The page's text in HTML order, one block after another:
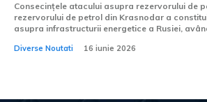
Consecințele atacului asupra rezervorului de
rezervorului de petrol din Krasnodar a
asupra infrastructurii energetice a Rusiei,
Diverse Noutati 16 iunie 2026